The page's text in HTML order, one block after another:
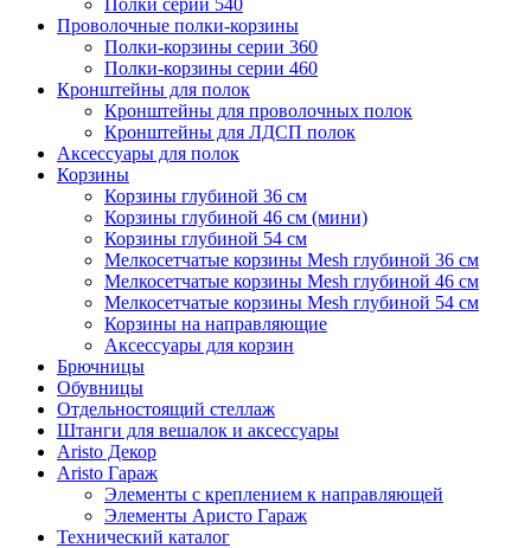
Проволочные полки-корзины
Полки-корзины серии 360
Полки-корзины серии 460
Кронштейны для полок
Кронштейны для проволочных полок
Кронштейны для ЛДСП полок
Аксессуары для полок
Корзины
Корзины глубиной 36 см
Корзины глубиной 46 см (мини)
Корзины глубиной 54 см
Мелкосетчатые корзины Mesh глубиной 36 см
Мелкосетчатые корзины Mesh глубиной 46 см
Мелкосетчатые корзины Mesh глубиной 54 см
Корзины на направляющие
Аксессуары для корзин
Брючницы
Обувницы
Отдельностоящий стеллаж
Штанги для вешалок и аксессуары
Aristo Декор
Aristo Гараж
Элементы с креплением к направляющей
Элементы Аристо Гараж
Технический каталог